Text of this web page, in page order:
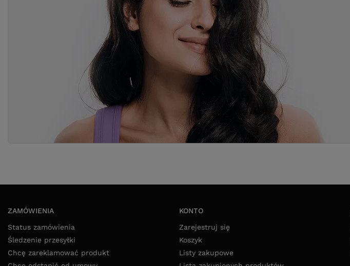
ZAMÓWIENIA
Status zamówienia
Śledzenie przesyłki
Chcę zareklamować produkt
KONTO
Zarejestruj się
Koszyk
Listy zakupowe